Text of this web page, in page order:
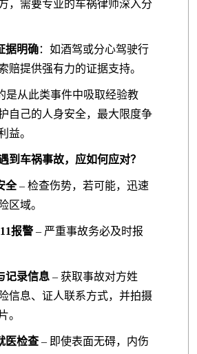
，需要专业的车祸律师深入分
据明确：如酒驾或分心驾驶行
赔提供强有力的证据支持。
从此类事件中吸取经验教
自己的人身安全，最大限度争
益。
到车祸事故，应如何应对？
全 – 检查伤势，若可能，迅速
区域。
报警 – 严重事故务必及时报
记录信息 – 获取事故对方姓
信息、证人联系方式，并拍摄
。
医检查 – 即使表面无碍，内伤